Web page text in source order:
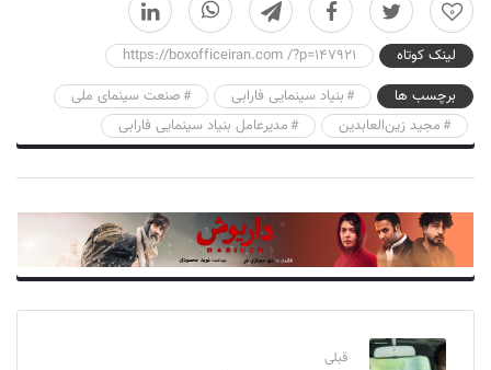
0
لینک کوتاه
https://boxofficeiran.com /?p=147921
برچسب ها
بنیاد سینمایی فارابی
صنعت سینمای ملی
مجید زین‌العابدین
مدیرعامل بنیاد سینمایی فارابی
قبلی